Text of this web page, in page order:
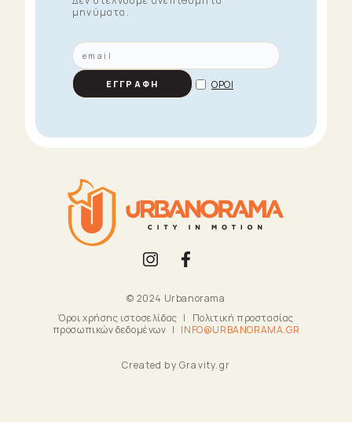
μηνύματα.
ΕΓΓΡΑΦΗ ΟΡΟΙ
© 2024 Urbanorama
Όροι χρήσης ιστοσελίδας
Πολιτική προστασίας
προσωπικών δεδομένων
INFO@URBANORAMA.GR
Created by Gravity.gr